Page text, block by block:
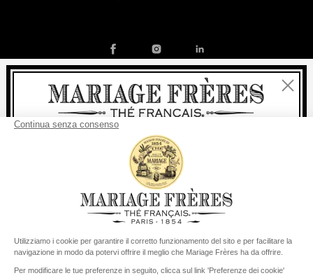
Condizioni generali di vendita
Diventare socio
Politica dei cookies
Preferenze per i cookie
© COPYRIGHT 2026 / MARIAGE FRERES
Chiudi
Benvenuti
Per ogni acquisto, laconsegna
da 60 € in Francia Metropolitana
per il resto del mondo
Il suo paese di consegna è definito suStati Uniti
Cambiare il paese/la regione